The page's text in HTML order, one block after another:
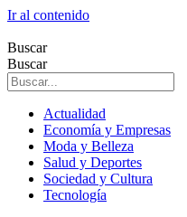
Ir al contenido
Buscar
Buscar
Actualidad
Economía y Empresas
Moda y Belleza
Salud y Deportes
Sociedad y Cultura
Tecnología